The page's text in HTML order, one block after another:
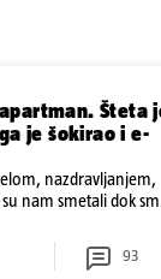
Šteta
je šokirao i e-
nazdravljanjem,
nam smetali dok
93